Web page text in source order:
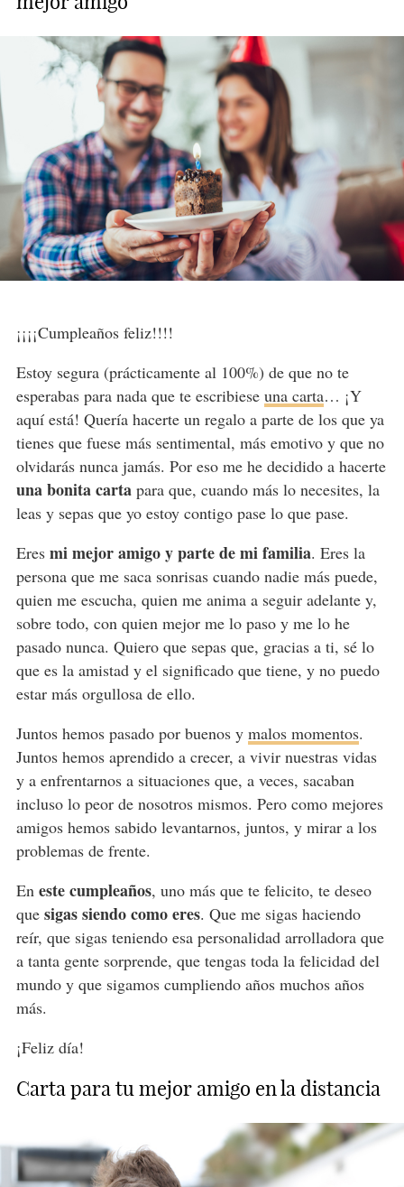
¡¡¡¡Cumpleaños feliz!!!!
Estoy segura (prácticamente al 100%) de que no te
esperabas para nada que te escribiese una carta… ¡Y
aquí está! Quería hacerte un regalo a parte de los que ya
tienes que fuese más sentimental, más emotivo y que no
olvidarás nunca jamás. Por eso me he decidido a hacerte
una bonita cartapara que, cuando más lo necesites, la
leas y sepas que yo estoy contigo pase lo que pase.
Eres mi mejor amigo y parte de mi familia. Eres la
persona que me saca sonrisas cuando nadie más puede,
quien me escucha, quien me anima a seguir adelante y,
sobre todo, con quien mejor me lo paso y me lo he
pasado nunca. Quiero que sepas que, gracias a ti, sé lo
que es la amistad y el significado que tiene, y no puedo
estar más orgullosa de ello.
Juntos hemos pasado por buenos y malos momentos.
Juntos hemos aprendido a crecer, a vivir nuestras vidas
y a enfrentarnos a situaciones que, a veces, sacaban
incluso lo peor de nosotros mismos. Pero como mejores
amigos hemos sabido levantarnos, juntos, y mirar a los
problemas de frente.
En este cumpleaños, uno más que te felicito, te deseo
que sigas siendo como eres. Que me sigas haciendo
reír, que sigas teniendo esa personalidad arrolladora que
a tanta gente sorprende, que tengas toda la felicidad del
mundo y que sigamos cumpliendo años muchos años
más.
¡Feliz día!
Carta para tu mejor amigo en la distancia